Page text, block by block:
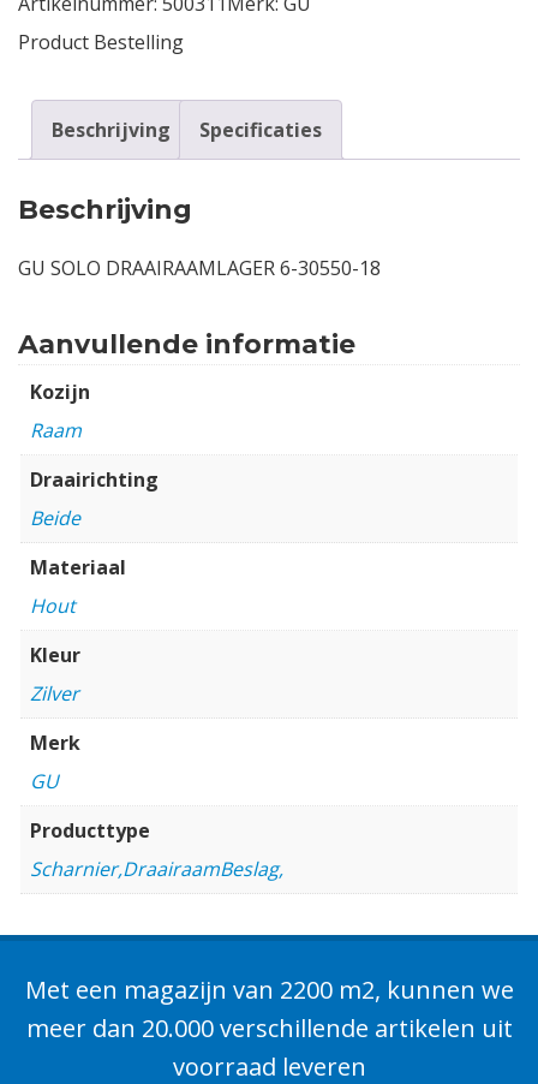
Product Bestelling
Beschrijving Specificaties
Beschrijving
GU SOLO DRAAIRAAMLAGER 6-30550-18
Aanvullende informatie
Kozijn
Raam
Draairichting
Beide
Materiaal
Hout
Kleur
Zilver
Merk
GU
Producttype
Scharnier,DraairaamBeslag,
Met een magazijn van 2200 m2, kunnen we
meer dan 20.000 verschillende artikelen uit
voorraad leveren